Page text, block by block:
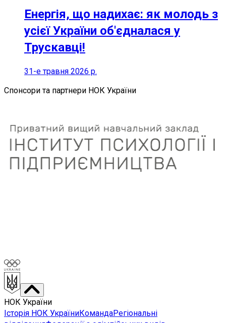
Енергія, що надихає: як молодь з
усієї України об'єдналася у
Трускавці!
31-е травня 2026 р.
Спонсори та партнери НОК України
НОК України
Історія НОК УкраїниКомандаРегіональні